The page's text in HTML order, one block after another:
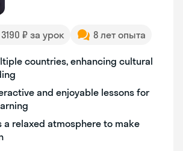
₽ за урок 8 лет опыта
countries, enhancing cultural
and enjoyable lessons for
a relaxed atmosphere to make